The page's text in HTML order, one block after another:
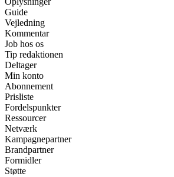
Guide
Vejledning
Kommentar
Job hos os
Tip redaktionen
Deltager
Min konto
Abonnement
Prisliste
Fordelspunkter
Ressourcer
Netværk
Kampagnepartner
Brandpartner
Formidler
Støtte